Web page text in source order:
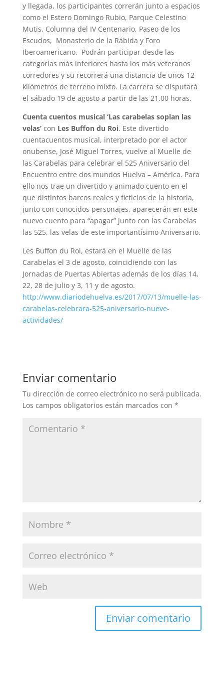
y llegada, los participantes correrán junto a espacios
como el Estero Domingo Rubio, Parque Celestino
Mutis, Columna del IV Centenario, Paseo de los
Escudos, Monasterio de la Rábida y Foro
Iberoamericano. Podrán participar desde las
categorías más inferiores hasta los más veteranos
corredores y su recorrerá una distancia de unos 12
kilómetros de terreno mixto. La carrera se disputará
el sábado 19 de agosto a partir de las 21.00 horas.
Cuenta cuentos musical ‘Las carabelas soplan las
velas’con Les Buffon du Roi. Este divertido
cuentacuentos musical, interpretado por el actor
onubense, José Miguel Torres, vuelve al Muelle de
las Carabelas para celebrar el 525 Aniversario del
Encuentro entre dos mundos Huelva – América. Para
ello nos trae un divertido y animado cuento en el
que distintos barcos reales y ficticios de la historia,
junto con conocidos personajes, aparecerán en este
nuevo cuento para “apagar” junto con las Carabelas
las 525, las velas de este importantísimo Aniversario.
Les Buffon du Roi, estará en el Muelle de las
Carabelas el 3 de agosto, coincidiendo con las
Jornadas de Puertas Abiertas además de los días 14,
22, 28 de julio y 3, 11 y de agosto.
http://www.diariodehuelva.es/2017/07/13/muelle-las-
carabelas-celebrara-525-aniversario-nueve-
actividades/
Enviar comentario
Tu dirección de correo electrónico no será publicada.
Los campos obligatorios están marcados con *